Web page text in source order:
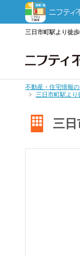
三日市町駅より徒
不動産・住宅情報
三日市町駅より
三日